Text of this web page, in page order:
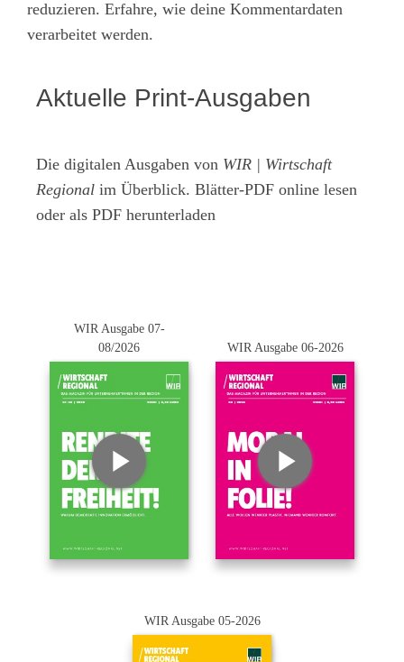
reduzieren. Erfahre, wie deine Kommentardaten
verarbeitet werden.
Aktuelle Print-Ausgaben
Die digitalen Ausgaben von WIR | Wirtschaft
Regional im Überblick. Blätter-PDF online lesen
oder als PDF herunterladen
WIR Ausgabe 07-
08/2026
WIR Ausgabe 06-2026
WIR Ausgabe 05-2026